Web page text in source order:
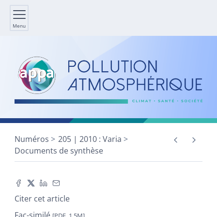
Menu
Numéros
205 | 2010 : Varia
Documents de synthèse
Citer cet article